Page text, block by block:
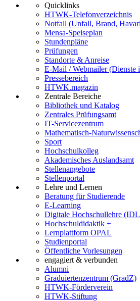
Quicklinks
HTWK-Telefonverzeichnis
Notfall (Unfall, Brand,
Mensa-Speiseplan
Stundenpläne
Prüfungen
Standorte & Anreise
E-Mail / Webmailer (Dienste
Pressebereich
HTWK.magazin
Zentrale Bereiche
Bibliothek und Katalog
Zentrales Prüfungsamt
IT-Servicezentrum
Mathematisch-
Sport
Hochschulkolleg
Akademisches Auslandsamt
Stellenangebote
Stellenportal
Lehre und Lernen
Beratung für Studierende
E-Learning
Digitale Hochschullehre
Hochschuldidaktik +
Lernplattform OPAL
Studienportal
Öffentliche Vorlesungen
engagiert & verbunden
Alumni
Graduiertenzentrum (GradZ)
HTWK-Förderverein
HTWK-Stiftung